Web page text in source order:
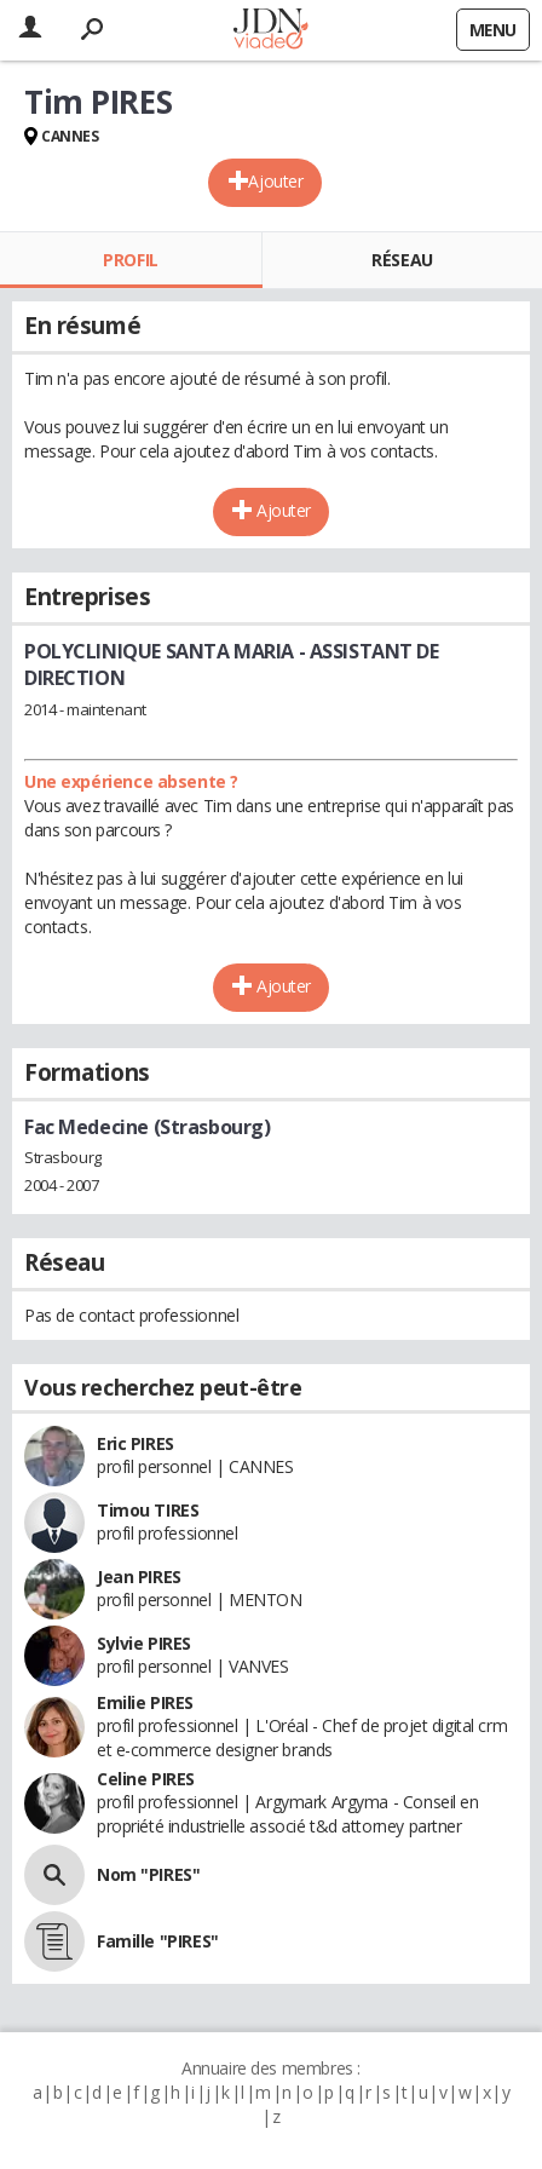
MENU
Ajouter
Tim PIRES
CANNES
PROFIL RÉSEAU
En résumé
Tim n'a pas encore ajouté de résumé à son profil.
Vous pouvez lui suggérer d'en écrire un en lui envoyant un
message. Pour cela ajoutez d'abord Tim à vos contacts.
Ajouter
Entreprises
POLYCLINIQUE SANTA MARIA- ASSISTANT DE
DIRECTION
2014 - maintenant
Une expérience absente ?
Vous avez travaillé avec Tim dans une entreprise qui n'apparaît pas
dans son parcours ?
N'hésitez pas à lui suggérer d'ajouter cette expérience en lui
envoyant un message. Pour cela ajoutez d'abord Tim à vos
contacts.
Ajouter
Formations
Fac Medecine (Strasbourg)
Strasbourg
2004 - 2007
Réseau
Pas de contact professionnel
Vous recherchez peut-être
Eric PIRES
profil personnel | CANNES
Timou TIRES
profil professionnel
Jean PIRES
profil personnel | MENTON
Sylvie PIRES
profil personnel | VANVES
Emilie PIRES
profil professionnel | L'Oréal - Chef de projet digital crm
et e-commerce designer brands
Celine PIRES
profil professionnel | Argymark Argyma - Conseil en
propriété industrielle associé t&d attorney partner
Nom "PIRES"
Famille "PIRES"
Annuaire des membres :
a b c d e f g h i j k l m n o p q r s t u v w x y
z